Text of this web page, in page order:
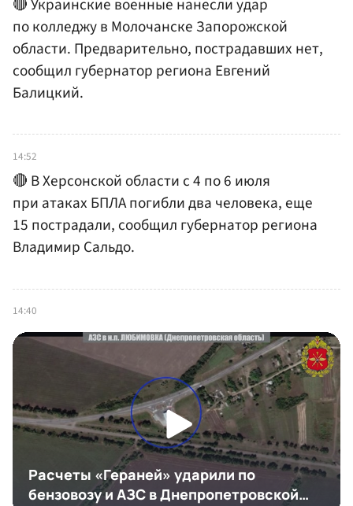
🔴 Украинские военные нанесли удар
по колледжу в Молочанске Запорожской
области. Предварительно, пострадавших нет,
сообщил губернатор региона Евгений
Балицкий.
14:52
🔴 В Херсонской области с 4 по 6 июля
при атаках БПЛА погибли два человека, еще
15 пострадали, сообщил губернатор региона
Владимир Сальдо.
14:40